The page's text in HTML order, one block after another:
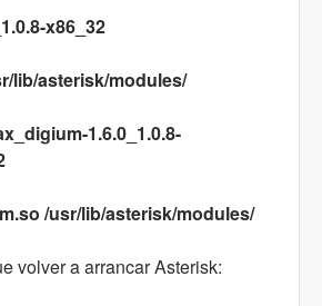
x86_32
lib/asterisk/modules/
1.6.0_1.0.8-
/usr/lib/asterisk/modules/
volver a arrancar Asterisk: